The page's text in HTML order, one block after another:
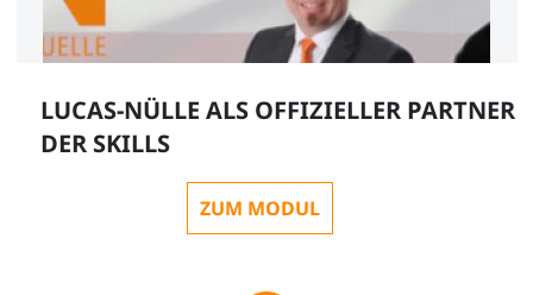
LUCAS-NÜLLE ALS OFFIZIELLER PARTNER
DER SKILLS
ZUM MODUL